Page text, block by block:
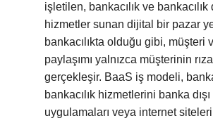
işletilen, bankacılık ve bankacılık
hizmetler sunan dijital bir pazar
bankacılıkta olduğu gibi, müşteri
paylaşımı yalnızca müşterinin
gerçekleşir. BaaS iş modeli,
bankacılık hizmetlerini banka
uygulamaları veya internet